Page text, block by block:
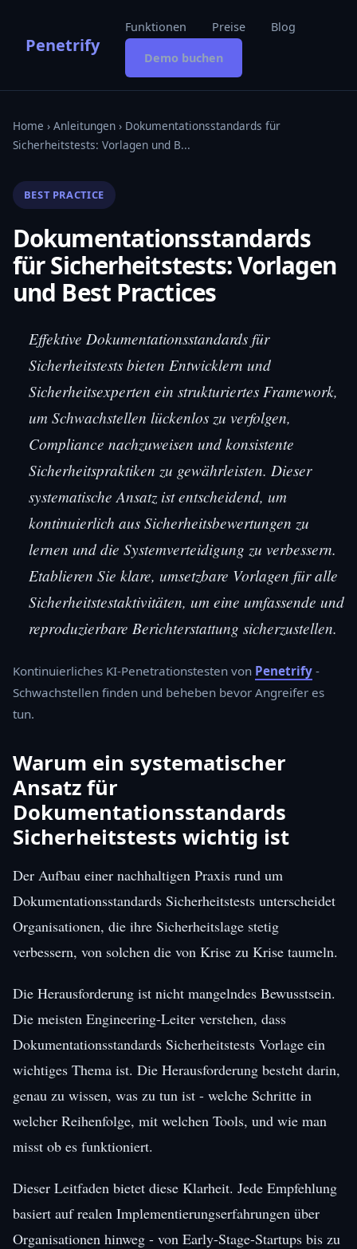
Penetrify
Funktionen Preise Blog
Demo buchen
Home › Anleitungen › Dokumentationsstandards für
Sicherheitstests: Vorlagen und B...
BEST PRACTICE
Dokumentationsstandards
für Sicherheitstests: Vorlagen
und Best Practices
Effektive Dokumentationsstandards für
Sicherheitstests bieten Entwicklern und
Sicherheitsexperten ein strukturiertes Framework,
um Schwachstellen lückenlos zu verfolgen,
Compliance nachzuweisen und konsistente
Sicherheitspraktiken zu gewährleisten. Dieser
systematische Ansatz ist entscheidend, um
kontinuierlich aus Sicherheitsbewertungen zu
lernen und die Systemverteidigung zu verbessern.
Etablieren Sie klare, umsetzbare Vorlagen für alle
Sicherheitstestaktivitäten, um eine umfassende und
reproduzierbare Berichterstattung sicherzustellen.
Kontinuierliches KI-Penetrationstesten von Penetrify -
Schwachstellen finden und beheben bevor Angreifer es
tun.
Warum ein systematischer
Ansatz für
Dokumentationsstandards
Sicherheitstests wichtig ist
Der Aufbau einer nachhaltigen Praxis rund um
Dokumentationsstandards Sicherheitstests unterscheidet
Organisationen, die ihre Sicherheitslage stetig
verbessern, von solchen die von Krise zu Krise taumeln.
Die Herausforderung ist nicht mangelndes Bewusstsein.
Die meisten Engineering-Leiter verstehen, dass
Dokumentationsstandards Sicherheitstests Vorlage ein
wichtiges Thema ist. Die Herausforderung besteht darin,
genau zu wissen, was zu tun ist - welche Schritte in
welcher Reihenfolge, mit welchen Tools, und wie man
misst ob es funktioniert.
Dieser Leitfaden bietet diese Klarheit. Jede Empfehlung
basiert auf realen Implementierungserfahrungen über
Organisationen hinweg - von Early-Stage-Startups bis zu